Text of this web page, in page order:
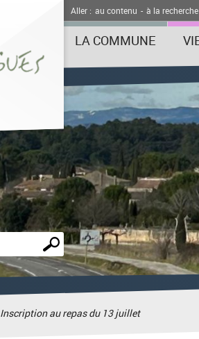
Aller : au contenu - à la recherche
LA COMMUNE
Inscription au repas du 13 juillet